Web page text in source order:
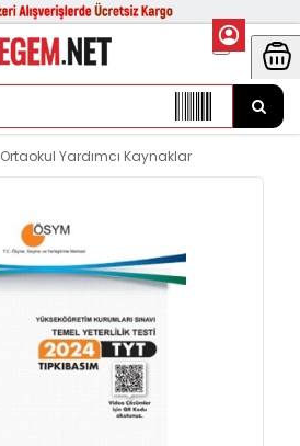
Ortaokul Yardımcı Kaynaklar